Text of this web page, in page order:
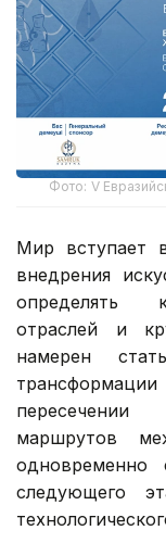
Фото: V
Мир вступает
внедрения
определять
отраслей и
намерен
пересечении
маршрутов
одновременно
следующего